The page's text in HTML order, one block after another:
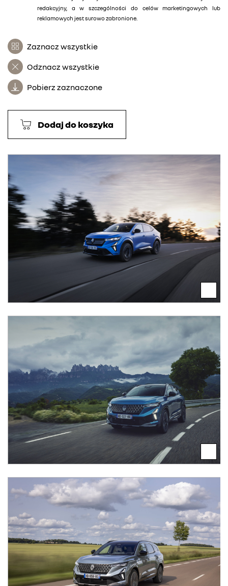
redakcyjny, a w szczególności do celów marketingowych lub
reklamowych jest surowo zabronione.
Zaznacz wszystkie
Odznacz wszystkie
Pobierz zaznaczone
Dodaj do koszyka